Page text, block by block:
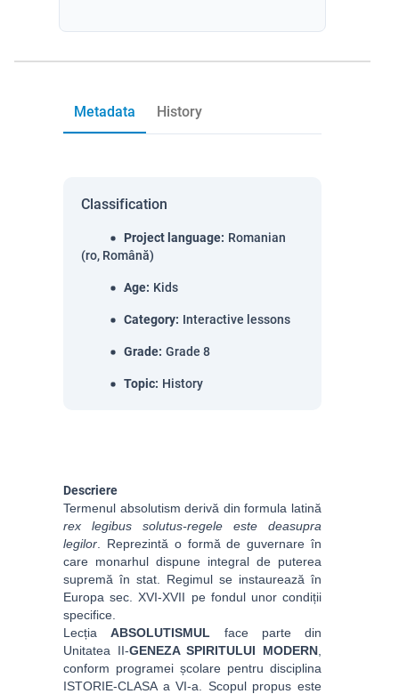
Metadata History
Classification
Project language: Romanian
(ro, Română)
Age: Kids
Category: Interactive lessons
Grade: Grade 8
Topic: History
Descriere
Termenul absolutism derivă din formula latină
rex legibus solutus-regele este deasupra
legilor . Reprezintă o formă de guvernare în
care monarhul dispune integral de puterea
supremă în stat. Regimul se instaurează în
Europa sec. XVI-XVII pe fondul unor condiții
specifice.
LecțiaABSOLUTISMUL face parte din
Unitatea II-GENEZA SPIRITULUI MODERN
conform programei școlare pentru disciplina
ISTORIE-CLASA a VI-a. Scopul propus este